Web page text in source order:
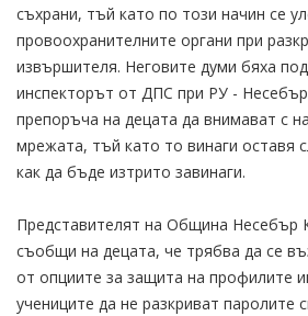
съхрани, тъй като по този начин се
провоохранителните органи при
извършителя. Неговите думи бяха
инспекторът от ДПС при РУ -
препоръча на децата да внимават с
мрежата, тъй като то винаги оставя
как да бъде изтрито завинаги.
Представителят на Община Несебър
съобщи на децата, че трябва да се
от опциите за защита на профилите
учениците да не разкриват паролите